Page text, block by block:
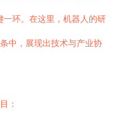
环。在这里，机器人的研
中，展现出技术与产业协
：